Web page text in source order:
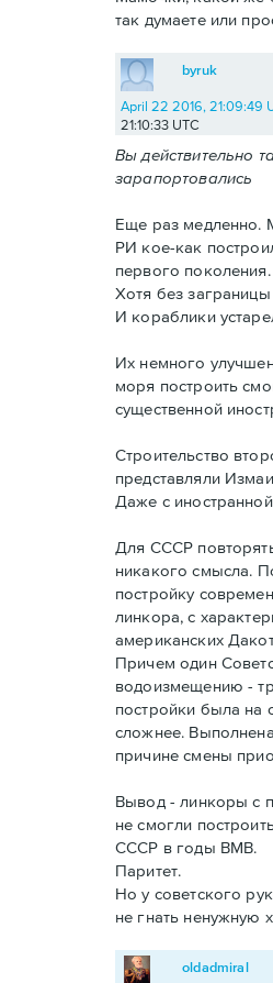
так думаете или
byruk
April 22 2016, 21:09:49
21:10:33 UTC
Вы действительно
зарапортовались
Еще раз медленно.
РИ кое-как
первого поколения.
Хотя без
И кораблики
Их немного
моря построить
существенной
Строительство
представляли
Даже с
Для СССР
никакого смысла.
постройку
линкора, с
американских
Причем один
водоизмещению -
постройки была на
сложнее.
причине смены
Вывод - линкоры с
не смогли
СССР в годы ВМВ.
Паритет.
Но у советского
не гнать ненужную
oldadmiral